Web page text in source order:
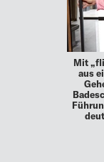
Mit
aus